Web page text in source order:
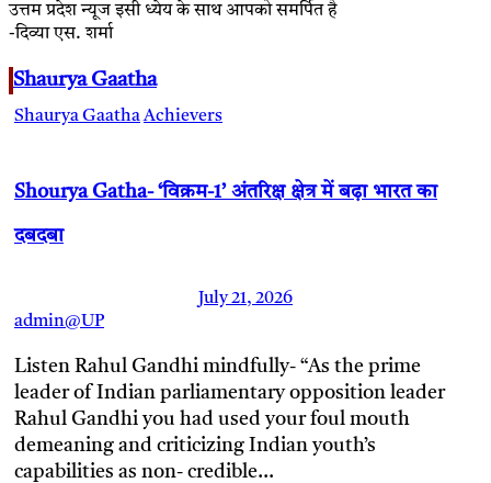
उत्तम प्रदेश न्यूज इसी ध्येय के साथ आपको समर्पित है
-दिव्या एस. शर्मा
Shaurya Gaatha
Shaurya GaathaAchievers
Shourya Gatha- ‘विक्रम-1’ अंतरिक्ष क्षेत्र में बढ़ा भारत का
दबदबा
July 21, 2026
admin@UP
Listen Rahul Gandhi mindfully- “As the prime
leader of Indian parliamentary opposition leader
Rahul Gandhi you had used your foul mouth
demeaning and criticizing Indian youth’s
capabilities as non- credible…